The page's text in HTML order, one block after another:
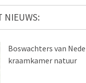
NIEUWS:
Boswachters van
kraamkamer natuur